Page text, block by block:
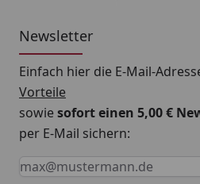
Newsletter
Einfach hier die E-Mail-
Vorteile
sowiesofort einen 5,00 €
per E-Mail sichern:
Keine Eingabe erforderlich
Eingabe erforderlich
E-Mail *